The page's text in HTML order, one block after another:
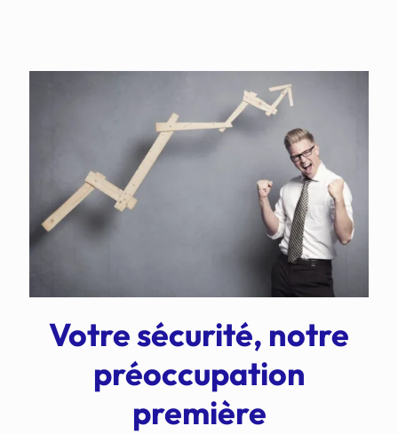
Votre sécurité, notre
préoccupation
première